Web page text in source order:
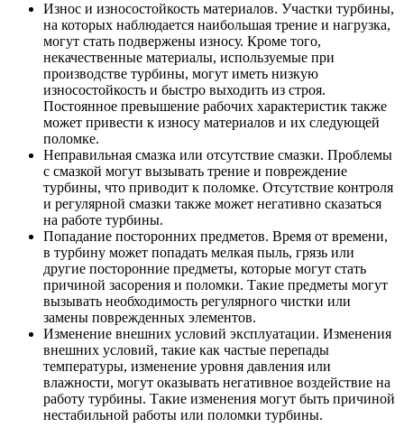
Износ и износостойкость материалов. Участки турбины,
на которых наблюдается наибольшая трение и нагрузка,
могут стать подвержены износу. Кроме того,
некачественные материалы, используемые при
производстве турбины, могут иметь низкую
износостойкость и быстро выходить из строя.
Постоянное превышение рабочих характеристик также
может привести к износу материалов и их следующей
поломке.
Неправильная смазка или отсутствие смазки. Проблемы
с смазкой могут вызывать трение и повреждение
турбины, что приводит к поломке. Отсутствие контроля
и регулярной смазки также может негативно сказаться
на работе турбины.
Попадание посторонних предметов. Время от времени,
в турбину может попадать мелкая пыль, грязь или
другие посторонние предметы, которые могут стать
причиной засорения и поломки. Такие предметы могут
вызывать необходимость регулярного чистки или
замены поврежденных элементов.
Изменение внешних условий эксплуатации. Изменения
внешних условий, такие как частые перепады
температуры, изменение уровня давления или
влажности, могут оказывать негативное воздействие на
работу турбины. Такие изменения могут быть причиной
нестабильной работы или поломки турбины.